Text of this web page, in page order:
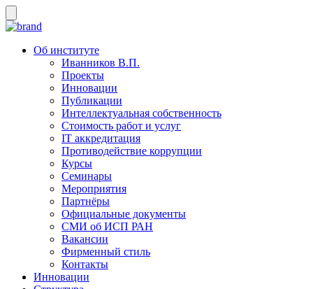
Об институте
Иванников В.П.
Проекты
Инновации
Публикации
Интеллектуальная собственность
Стоимость работ и услуг
IT аккредитация
Противодействие коррупции
Курсы
Семинары
Мероприятия
Партнёры
Официальные документы
СМИ об ИСП РАН
Вакансии
Фирменный стиль
Контакты
Инновации